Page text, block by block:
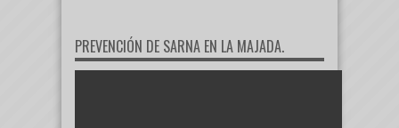
PREVENCIÓN DE SARNA EN LA MAJADA.